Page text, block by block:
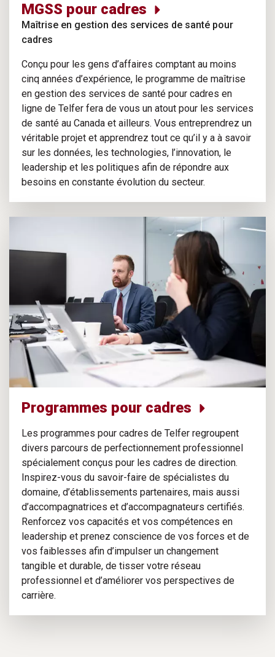
MGSS pour cadres
Maîtrise en gestion des services de santé pour
cadres
Conçu pour les gens d’affaires comptant au moins
cinq années d’expérience, le programme de maîtrise
en gestion des services de santé pour cadres en
ligne de Telfer fera de vous un atout pour les services
de santé au Canada et ailleurs. Vous entreprendrez un
véritable projet et apprendrez tout ce qu’il y a à savoir
sur les données, les technologies, l’innovation, le
leadership et les politiques afin de répondre aux
besoins en constante évolution du secteur.
Programmes pour cadres
Les programmes pour cadres de Telfer regroupent
divers parcours de perfectionnement professionnel
spécialement conçus pour les cadres de direction.
Inspirez-vous du savoir-faire de spécialistes du
domaine, d’établissements partenaires, mais aussi
d’accompagnatrices et d’accompagnateurs certifiés.
Renforcez vos capacités et vos compétences en
leadership et prenez conscience de vos forces et de
vos faiblesses afin d’impulser un changement
tangible et durable, de tisser votre réseau
professionnel et d’améliorer vos perspectives de
carrière.